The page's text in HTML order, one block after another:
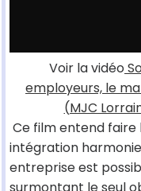
Voir la vidéo
employeurs, le
(MJC
Ce film entend
intégration
entreprise est